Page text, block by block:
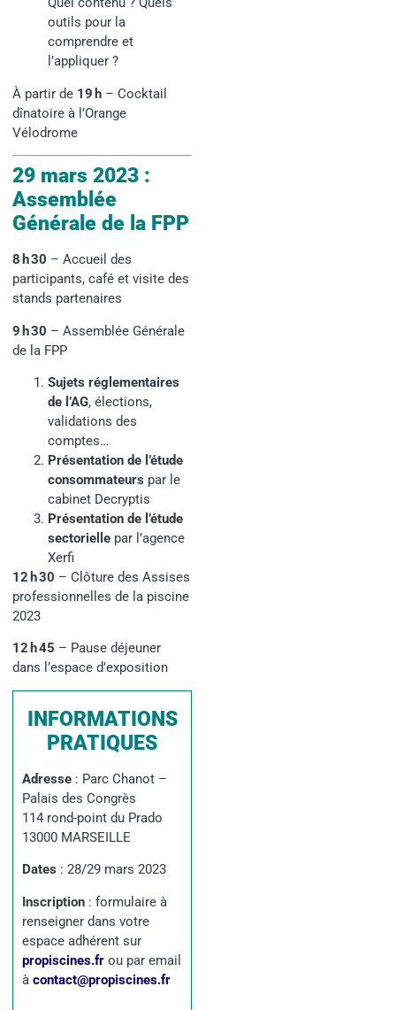
outils pour la
comprendre et
l’appliquer ?
À partir de 19 h – Cocktail
dînatoire à l’Orange
Vélodrome
29 mars 2023 :
Assemblée
Générale de la FPP
8 h 30 – Accueil des
participants, café et visite des
stands partenaires
9 h 30 – Assemblée Générale
de la FPP
Sujets réglementaires
de l’AG, élections,
validations des
comptes…
Présentation de l’étude
consommateurs par le
cabinet Decryptis
Présentation de l’étude
sectorielle par l’agence
Xerfi
12 h 30 – Clôture des Assises
professionnelles de la piscine
2023
12 h 45 – Pause déjeuner
dans l’espace d’exposition
INFORMATIONS
PRATIQUES
Adresse : Parc Chanot –
Palais des Congrès
114 rond-point du Prado
13000 MARSEILLE
Dates : 28/29 mars 2023
Inscription : formulaire à
renseigner dans votre
espace adhérent sur
propiscines.fr ou par email
à contact@propiscines.fr